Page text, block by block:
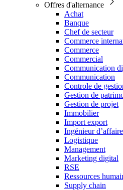
Offres d'alternance
Achat
Banque
Chef de secteur
Commerce
Commerce
Commercial
Communication
Communication
Controle de
Gestion de
Gestion de projet
Immobilier
Import export
Ingénieur
Logistique
Management
Marketing digital
RSE
Ressources
Supply chain